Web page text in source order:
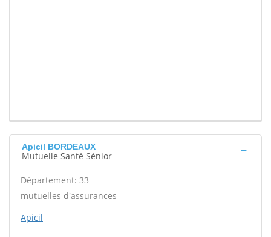
Apicil BORDEAUX
Mutuelle Santé Sénior
Département: 33
mutuelles d'assurances
Apicil